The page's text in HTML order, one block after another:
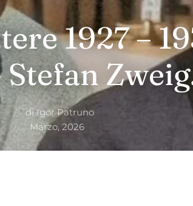
1927 –
di Igor Patruno
Marzo, 2026